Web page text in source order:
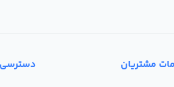
مشتریان